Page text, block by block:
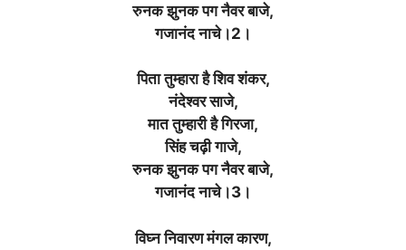
रुनक झुनक पग नैवर बाजे,
गजानंद नाचे।2।
पिता तुम्हारा है शिव शंकर,
नंदेश्वर साजे,
मात तुम्हारी है गिरजा,
सिंह चढ़ी गाजे,
रुनक झुनक पग नैवर बाजे,
गजानंद नाचे।3।
विघ्न निवारण मंगल कारण,